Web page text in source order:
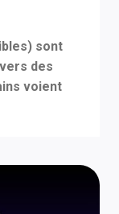
sont
des
voient